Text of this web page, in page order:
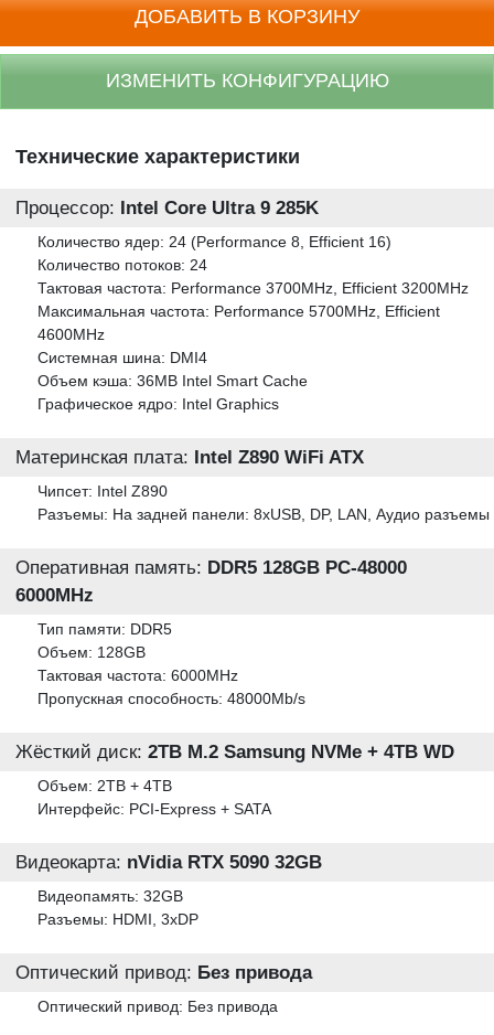
ДОБАВИТЬ В КОРЗИНУ
ИЗМЕНИТЬ КОНФИГУРАЦИЮ
Технические характеристики
Процессор: Intel Core Ultra 9 285K
Количество ядер: 24 (Performance 8, Efficient 16)
Количество потоков: 24
Тактовая частота: Performance 3700MHz, Efficient 3200MHz
Максимальная частота: Performance 5700MHz, Efficient
4600MHz
Системная шина: DMI4
Объем кэша: 36MB Intel Smart Cache
Графическое ядро: Intel Graphics
Материнская плата: Intel Z890 WiFi ATX
Чипсет: Intel Z890
Разъемы: На задней панели: 8xUSB, DP, LAN, Аудио разъемы
Оперативная память: DDR5 128GB PC-48000
6000MHz
Тип памяти: DDR5
Объем: 128GB
Тактовая частота: 6000MHz
Пропускная способность: 48000Mb/s
Жёсткий диск: 2TB M.2 Samsung NVMe + 4TB WD
Объем: 2TB + 4TB
Интерфейс: PCI-Express + SATA
Видеокарта: nVidia RTX 5090 32GB
Видеопамять: 32GB
Разъемы: HDMI, 3xDP
Оптический привод: Без привода
Оптический привод: Без привода